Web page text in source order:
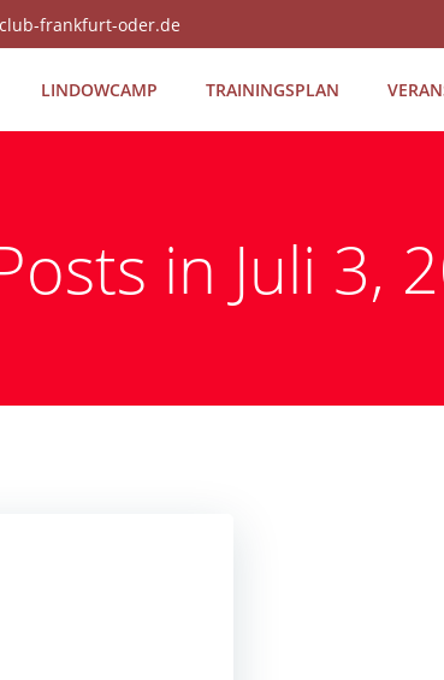
frankfurt-oder.de
LIN­DOW­CAMP TRAI­NINGS­PLAN
in Juli 3,